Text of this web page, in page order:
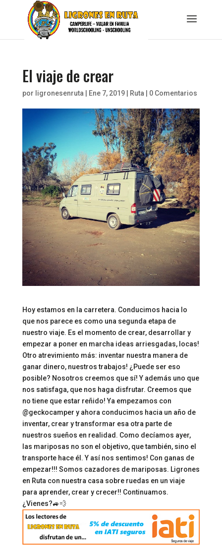
El viaje de crear
por ligronesenruta Ene 7, 2019| Ruta 0 Comentarios
Hoy estamos en la carretera. Conducimos hacia lo
que nos parece es como una segunda etapa de
nuestro viaje. Es el momento de crear, desarrollar y
empezar a poner en marcha ideas arriesgadas, locas!
Otro atrevimiento más: inventar nuestra manera de
ganar dinero, nuestros trabajos! ¿Puede ser eso
posible? Nosotros creemos que sí! Y además uno que
nos satisfaga, que nos haga disfrutar. Creemos que
no tiene que estar reñido! Ya empezamos con
@geckocamper y ahora conducimos hacia un año de
inventar, crear y transformar esa otra parte de
nuestros sueños en realidad. Como decíamos ayer,
las mariposas no son el objetivo, que también, sino el
transporte hace él. Y así nos sentimos! Con ganas de
empezar!!! Somos cazadores de mariposas. Ligrones
en Ruta con nuestra casa sobre ruedas en un viaje
para aprender, crear y crecer!! Continuamos.
¿Vienes?🚙💨